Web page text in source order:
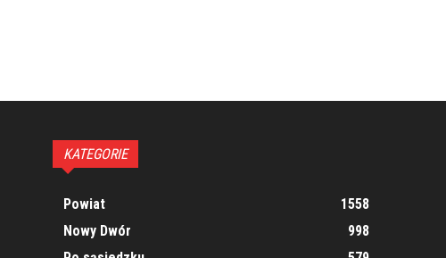
KATEGORIE
Powiat
1558
Nowy Dwór
998